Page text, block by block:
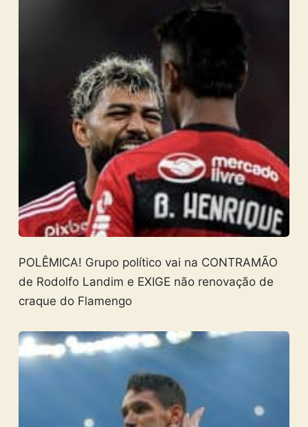
POLÊMICA! Grupo político vai na CONTRAMÃO
de Rodolfo Landim e EXIGE não renovação de
craque do Flamengo